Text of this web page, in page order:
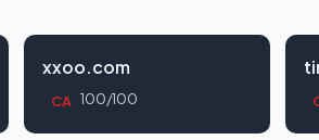
xxoo.com
CA 100/100